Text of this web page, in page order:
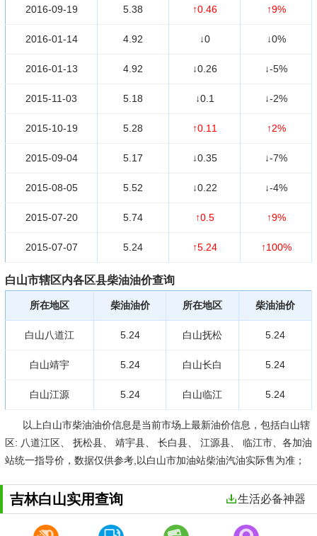
2016-09-19 5.38 ↑0.46 ↑9%
2016-01-14 4.92 ↓0 ↓0%
2016-01-13 4.92 ↓0.26 ↓-5%
2015-11-03 5.18 ↓0.1 ↓-2%
2015-10-19 5.28 ↑0.11 ↑2%
2015-09-04 5.17 ↓0.35 ↓-7%
2015-08-05 5.52 ↓0.22 ↓-4%
2015-07-20 5.74 ↑0.5 ↑9%
2015-07-07 5.24 ↑5.24 ↑100%
白山市辖区内各区县柴油油价查询
所在地区 柴油油价 所在地区 柴油油价
白山八道江 5.24 白山抚松 5.24
白山靖宇 5.24 白山长白 5.24
白山江源 5.24 白山临江 5.24
以上白山市柴油油价信息是当前市场上最新油价信息，包括白山辖
区: 八道江区、 抚松县、 靖宇县、 长白县、 江源县、 临江市、各加油
站统一指导价，数据仅供参考,以白山市加油站柴油汽油实际售为准；
吉林白山实用查询 生活必备神器